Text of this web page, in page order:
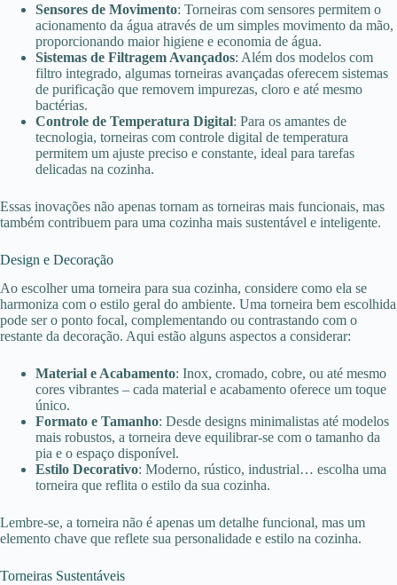
Sensores de Movimento: Torneiras com sensores permitem o
acionamento da água através de um simples movimento da mão,
proporcionando maior higiene e economia de água.
Sistemas de Filtragem Avançados: Além dos modelos com
filtro integrado, algumas torneiras avançadas oferecem sistemas
de purificação que removem impurezas, cloro e até mesmo
bactérias.
Controle de Temperatura Digital: Para os amantes de
tecnologia, torneiras com controle digital de temperatura
permitem um ajuste preciso e constante, ideal para tarefas
delicadas na cozinha.
Essas inovações não apenas tornam as torneiras mais funcionais, mas
também contribuem para uma cozinha mais sustentável e inteligente.
Design e Decoração
Ao escolher uma torneira para sua cozinha, considere como ela se
harmoniza com o estilo geral do ambiente. Uma torneira bem escolhida
pode ser o ponto focal, complementando ou contrastando com o
restante da decoração. Aqui estão alguns aspectos a considerar:
Material e Acabamento: Inox, cromado, cobre, ou até mesmo
cores vibrantes – cada material e acabamento oferece um toque
único.
Formato e Tamanho: Desde designs minimalistas até modelos
mais robustos, a torneira deve equilibrar-se com o tamanho da
pia e o espaço disponível.
Estilo Decorativo: Moderno, rústico, industrial… escolha uma
torneira que reflita o estilo da sua cozinha.
Lembre-se, a torneira não é apenas um detalhe funcional, mas um
elemento chave que reflete sua personalidade e estilo na cozinha.
Torneiras Sustentáveis